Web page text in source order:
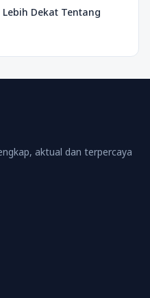
Dekat Tentang
aktual dan terpercaya